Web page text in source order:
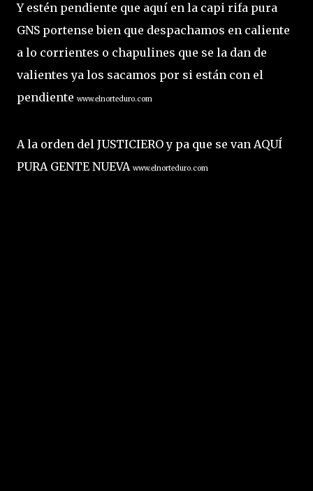
Y estén pendiente que aquí en la capi rifa pura
GNS portense bien que despachamos en caliente
a lo corrientes o chapulines que se la dan de
valientes ya los sacamos por si están con el
pendiente www.elnorteduro.com
A la orden del JUSTICIERO y pa que se van AQUÍ
PURA GENTE NUEVA www.elnorteduro.com